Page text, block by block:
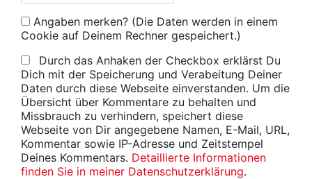
Angaben merken? (Die Daten werden in einem
Cookie auf Deinem Rechner gespeichert.)
Durch das Anhaken der Checkbox erklärst Du
Dich mit der Speicherung und Verabeitung Deiner
Daten durch diese Webseite einverstanden. Um die
Übersicht über Kommentare zu behalten und
Missbrauch zu verhindern, speichert diese
Webseite von Dir angegebene Namen, E-Mail, URL,
Kommentar sowie IP-Adresse und Zeitstempel
Deines Kommentars. Detaillierte Informationen
finden Sie in meiner Datenschutzerklärung.